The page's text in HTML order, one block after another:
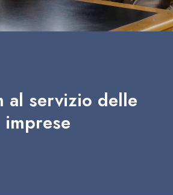
al servizio delle
imprese